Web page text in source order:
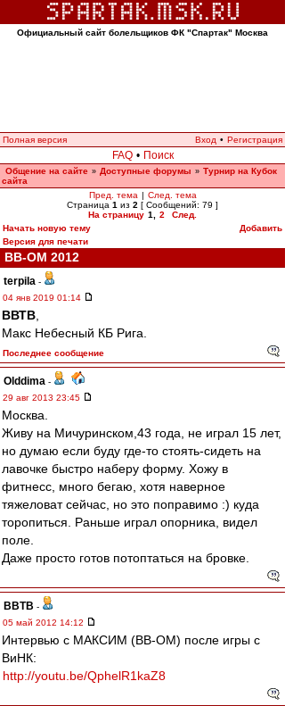
Официальный сайт болельщиков ФК "Спартак" Москва
Полная версия Вход • Регистрация
FAQ • Поиск
Общение на сайте » Доступные форумы » Турнир на Кубок
сайта
Пред. тема | След. тема
Страница 1 из 2 [ Сообщений: 79 ]
На страницу 1 2
След.
Начать новую тему
Добавить
Версия для печати
ВВ-ОМ 2012
terpila -
04 янв 2019 01:14
ВВТВ
Макс Небесный КБ Рига.
Последнее сообщение
Olddima -
29 авг 2013 23:45
Москва.
Живу на Мичуринском,43 года, не играл 15 лет,
но думаю если буду где-то стоять-сидеть на
лавочке быстро наберу форму. Хожу в
фитнесс, много бегаю, хотя наверное
тяжеловат сейчас, но это поправимо :) куда
торопиться. Раньше играл опорника, видел
поле.
Даже просто готов потоптаться на бровке.
ВВТВ -
05 май 2012 14:12
Интервью с МАКСИМ (ВВ-ОМ) после игры с
ВиНК:
http://youtu.be/QphelR1kaZ8